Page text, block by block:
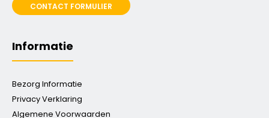
CONTACT FORMULIER
Informatie
Bezorg Informatie
Privacy Verklaring
Algemene Voorwaarden